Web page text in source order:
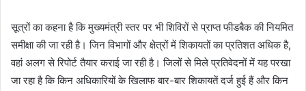
सूत्रों का कहना है कि मुख्यमंत्री स्तर पर भी शिविरों से प्राप्त फीडबैक की नियमित
समीक्षा की जा रही है। जिन विभागों और क्षेत्रों में शिकायतों का प्रतिशत अधिक है,
वहां अलग से रिपोर्ट तैयार कराई जा रही है। जिलों से मिले प्रतिवेदनों में यह परखा
जा रहा है कि किन अधिकारियों के खिलाफ बार-बार शिकायतें दर्ज हुई हैं और किन